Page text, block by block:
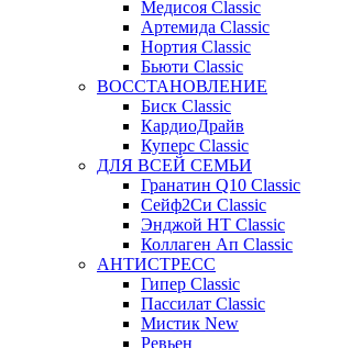
Медисоя Classic
Артемида Classic
Нортия Classic
Бьюти Classic
ВОССТАНОВЛЕНИЕ
Биск Classic
КардиоДрайв
Куперс Classic
ДЛЯ ВСЕЙ СЕМЬИ
Гранатин Q10 Classic
Сейф2Си Classic
Энджой НТ Classic
Коллаген Ап Classic
АНТИСТРЕСС
Гипер Classic
Пассилат Classic
Мистик New
Ревьен